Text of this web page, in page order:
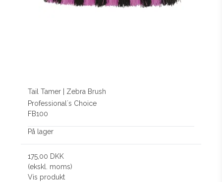
Tail Tamer | Zebra Brush
Professional´s Choice
FB100
På lager
175,00 DKK
(ekskl. moms)
Vis produkt